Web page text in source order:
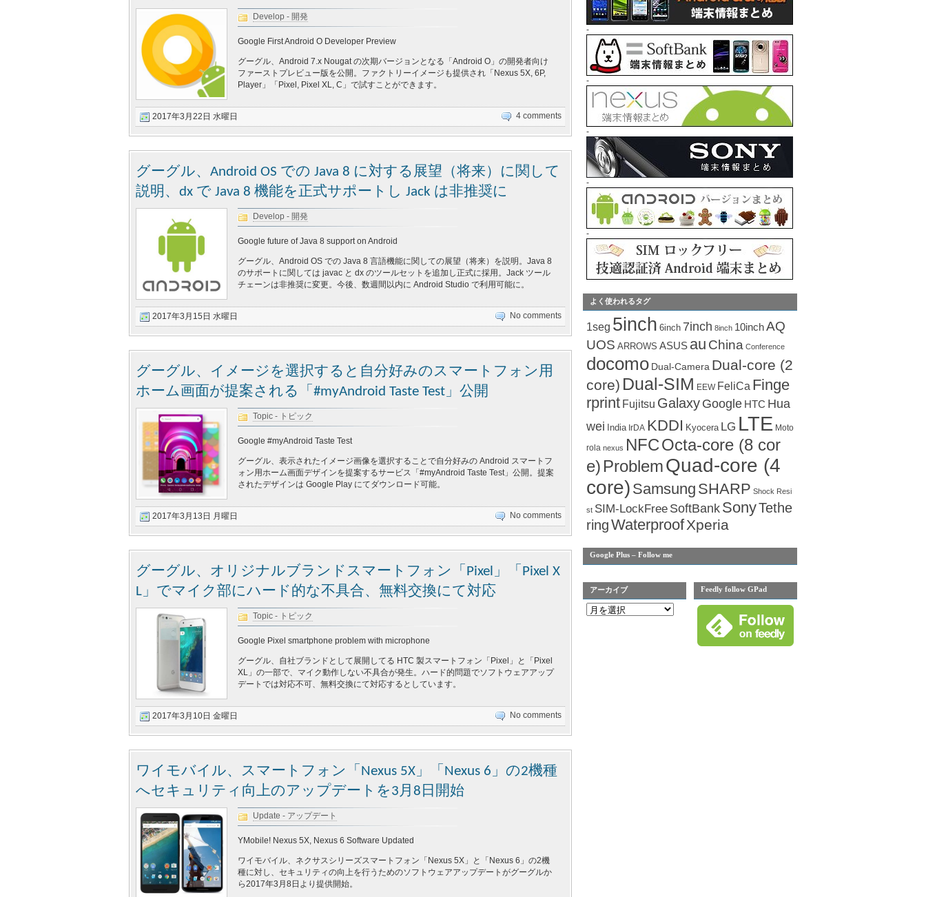
Develop - 開発
Google First Android O Developer Preview
グーグル、Android 7.x Nougat の次期バージョンとなる「Android O」の開発者向け
ファーストプレビュー版を公開。ファクトリーイメージも提供され「Nexus 5X, 6P,
Player」「Pixel, Pixel XL, C」で試すことができます。
2017年3月22日 水曜日 4 comments
グーグル、Android OS での Java 8 に対する展望（将来）に関して
説明、dx で Java 8 機能を正式サポートし Jack は非推奨に
Develop - 開発
Google future of Java 8 support on Android
グーグル、Android OS での Java 8 言語機能に関しての展望（将来）を説明。Java 8
のサポートに関しては javac と dx のツールセットを追加し正式に採用。Jack ツール
チェーンは非推奨に変更。今後、数週間以内に Android Studio で利用可能に。
2017年3月15日 水曜日 No comments
グーグル、イメージを選択すると自分好みのスマートフォン用
ホーム画面が提案される「#myAndroid Taste Test」公開
Topic - トピック
Google #myAndroid Taste Test
グーグル、表示されたイメージ画像を選択することで自分好みの Android スマートフ
ォン用ホーム画面デザインを提案するサービス「#myAndroid Taste Test」公開。提案
されたデザインは Google Play にてダウンロード可能。
2017年3月13日 月曜日 No comments
グーグル、オリジナルブランドスマートフォン「Pixel」「Pixel X
L」でマイク部にハード的な不具合、無料交換にて対応
Topic - トピック
Google Pixel smartphone problem with microphone
グーグル、自社ブランドとして展開してる HTC 製スマートフォン「Pixel」と「Pixel
XL」の一部で、マイク動作しない不具合が発生。ハード的問題でソフトウェアアップ
デートでは対応不可、無料交換にて対応するとしています。
2017年3月10日 金曜日 No comments
ワイモバイル、スマートフォン「Nexus 5X」「Nexus 6」の2機種
へセキュリティ向上のアップデートを3月8日開始
Update - アップデート
YMobile! Nexus 5X, Nexus 6 Software Updated
ワイモバイル、ネクサスシリーズスマートフォン「Nexus 5X」と「Nexus 6」の2機
種に対し、セキュリティの向上を行うためのソフトウェアアップデートがグーグルか
ら2017年3月8日より提供開始。
-
-
-
-
-
よく使われるタグ
1seg 5inch 6inch 7inch 8inch 10inchAQ
UOS ARROWS ASUS au China Conference
docomo Dual-Camera Dual-core (2
core) Dual-SIM EEW FeliCa Finge
rprint Fujitsu Galaxy Google HTC Hua
wei India IrDA KDDI Kyocera LG LTE Moto
rola nexus NFCOcta-core (8 cor
e) ProblemQuad-core (4
core) Samsung SHARP Shock Resi
st SIM-LockFree SoftBank SonyTethe
ringWaterproofXperia
Google Plus – Follow me
アーカイブ Feedly follow GPad